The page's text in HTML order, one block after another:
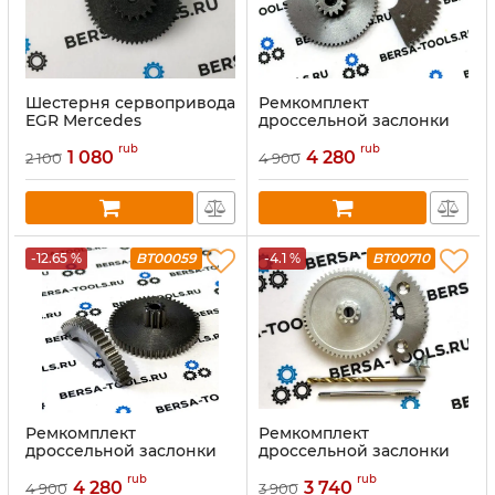
Шестерня сервопривода
EGR Mercedes
2 100 1 080 rub
Ремкомплект
дроссельной заслонки
4 900 4 280 rub
-12.65 % BT00059
Ремкомплект
дроссельной заслонки
4 900 4 280 rub
-4.1 % BT00710
Ремкомплект
дроссельной заслонки
3 900 3 740 rub